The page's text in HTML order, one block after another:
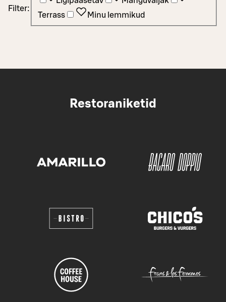
Filter:
Terrass
Minu lemmikud
Restoraniketid